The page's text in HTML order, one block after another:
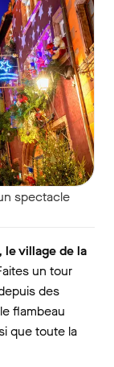
spectacle
village de la
un tour
des
flambeau
que toute la